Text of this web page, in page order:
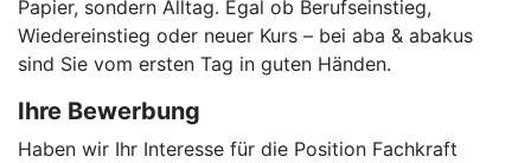
Papier, sondern Alltag. Egal ob Berufseinstieg,
Wiedereinstieg oder neuer Kurs – bei aba & abakus
sind Sie vom ersten Tag in guten Händen.
Ihre Bewerbung
Haben wir Ihr Interesse für die Position Fachkraft